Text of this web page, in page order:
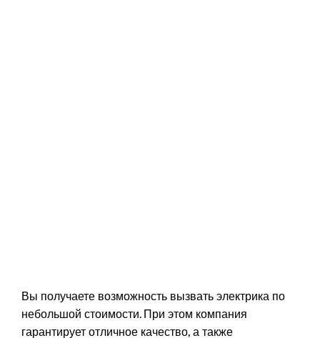
Вы получаете возможность вызвать электрика по
небольшой стоимости. При этом компания
гарантирует отличное качество, а также